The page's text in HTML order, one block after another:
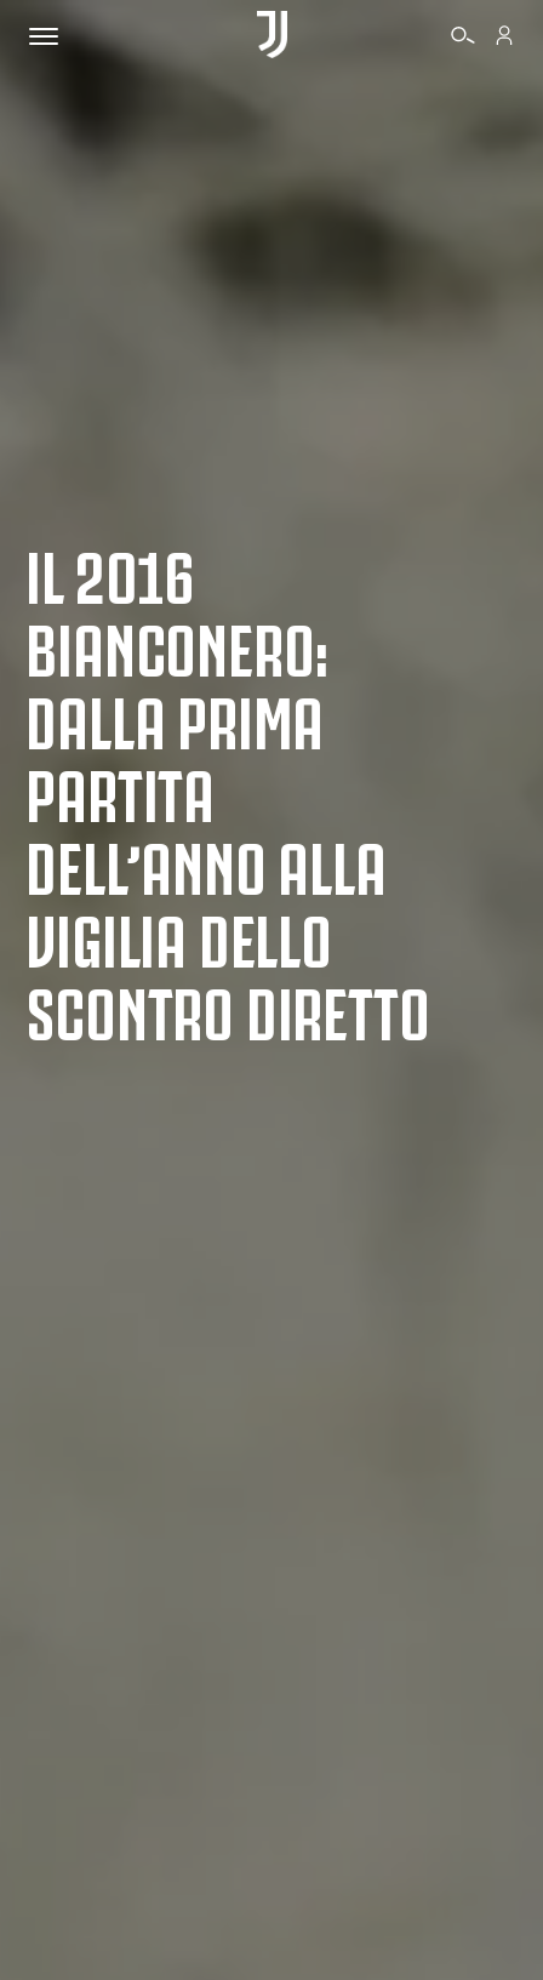
BIGLIETTI
BIANCONERI
IL 2016
BIANCONERO:
DALLA PRIMA
PARTITA
DELL’ANNO ALLA
VIGILIA DELLO
SCONTRO DIRETTO